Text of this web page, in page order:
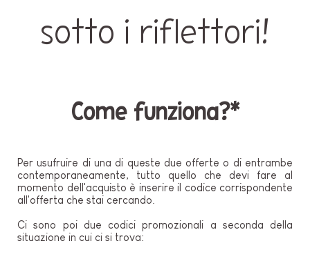
sotto i riflettori!
Come funziona?*
Per usufruire di una di queste due offerte o di entrambe
contemporaneamente, tutto quello che devi fare al
momento dell'acquisto è inserire il codice corrispondente
all'offerta che stai cercando.
Ci sono poi due codici promozionali a seconda della
situazione in cui ci si trova: